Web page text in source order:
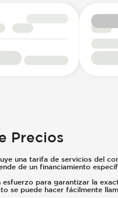
Delayed/Fade
Adjustment
- Manual
Precios
una tarifa de servicios del
de un financiamiento
esfuerzo para garantizar la
se puede hacer fácilmente